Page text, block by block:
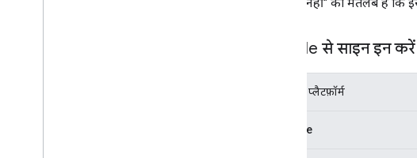
Google से साइन इन करें
ब्राउज़र / प्लैटफ़ॉर्म
Chrome